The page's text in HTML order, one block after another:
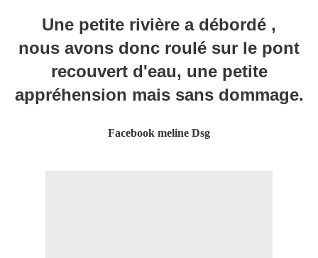
Une petite rivière a débordé ,
nous avons donc roulé sur le pont
recouvert d'eau, une petite
appréhension mais sans dommage.
Facebook meline Dsg